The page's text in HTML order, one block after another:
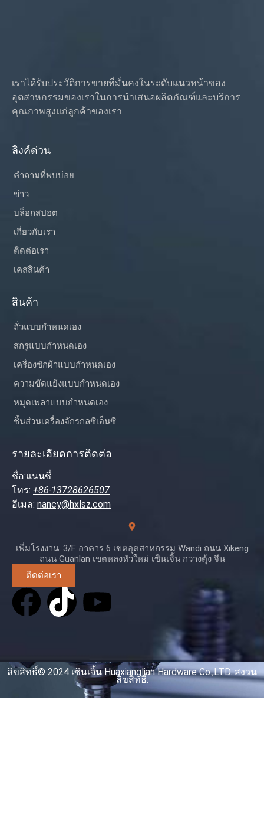
เราได้รับประวัติการขายที่มั่นคงในระดับแนวหน้าของ
อุตสาหกรรมของเราในการนำเสนอผลิตภัณฑ์และบริการ
คุณภาพสูงแก่ลูกค้าของเรา
ลิงค์ด่วน
คำถามที่พบบ่อย
ข่าว
บล็อกสปอต
เกี่ยวกับเรา
ติดต่อเรา
เคสสินค้า
สินค้า
ถั่วแบบกำหนดเอง
สกรูแบบกำหนดเอง
เครื่องซักผ้าแบบกำหนดเอง
ความขัดแย้งแบบกำหนดเอง
หมุดเพลาแบบกำหนดเอง
ชิ้นส่วนเครื่องจักรกลซีเอ็นซี
รายละเอียดการติดต่อ
ชื่อ:แนนซี่
โทร: +86-13728626507
อีเมล: nancy@hxlsz.com
เพิ่มโรงงาน: 3/F อาคาร 6 เขตอุตสาหกรรม Wandi ถนน Xikeng
ถนน Guanlan เขตหลงหัวใหม่ เซินเจิ้น กวางตุ้ง จีน
ติดต่อเรา
ลิขสิทธิ์© 2024 เซินเจิ้น Huaxianglian Hardware Co.,LTD. สงวน
ลิขสิทธิ์.